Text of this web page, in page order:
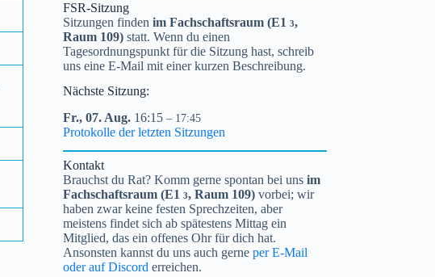
FSR-Sitzung
Sitzungen findenim Fachschaftsraum (E13,
Raum 109) statt. Wenn du einen
Tagesordnungspunkt für die Sitzung hast, schreib
uns eine E-Mail mit einer kurzen Beschreibung.
Nächste Sitzung:
Fr., 07. Aug. 16:15 – 17:45
Protokolle der letzten Sitzungen
Kontakt
Brauchst du Rat? Komm gerne spontan bei unsim
Fachschaftsraum (E13, Raum 109) vorbei; wir
haben zwar keine festen Sprechzeiten, aber
meistens findet sich ab spätestens Mittag ein
Mitglied, das ein offenes Ohr für dich hat.
Ansonsten kannst du uns auch gerneper E-Mail
oder auf Discord erreichen.